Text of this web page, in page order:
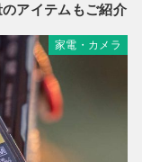
アイテムもご紹介
家電・カメラ